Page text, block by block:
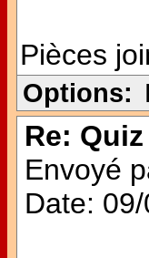
Pièces
Options:
Re:
Envoyé
Date: